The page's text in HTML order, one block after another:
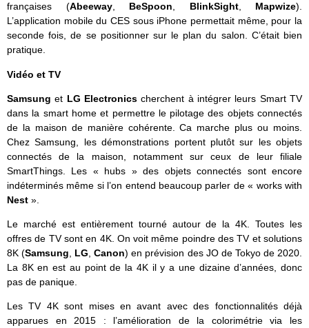
françaises (Abeeway, BeSpoon, BlinkSight, Mapwize).
L’application mobile du CES sous iPhone permettait même, pour la
seconde fois, de se positionner sur le plan du salon. C’était bien
pratique.
Vidéo et TV
Samsung et LG Electronics cherchent à intégrer leurs Smart TV
dans la smart home et permettre le pilotage des objets connectés
de la maison de manière cohérente. Ca marche plus ou moins.
Chez Samsung, les démonstrations portent plutôt sur les objets
connectés de la maison, notamment sur ceux de leur filiale
SmartThings. Les « hubs » des objets connectés sont encore
indéterminés même si l’on entend beaucoup parler de « works with
Nest ».
Le marché est entièrement tourné autour de la 4K. Toutes les
offres de TV sont en 4K. On voit même poindre des TV et solutions
8K (Samsung LG ,Canon) en prévision des JO de Tokyo de 2020.
La 8K en est au point de la 4K il y a une dizaine d’années, donc
pas de panique.
Les TV 4K sont mises en avant avec des fonctionnalités déjà
apparues en 2015 : l’amélioration de la colorimétrie via les